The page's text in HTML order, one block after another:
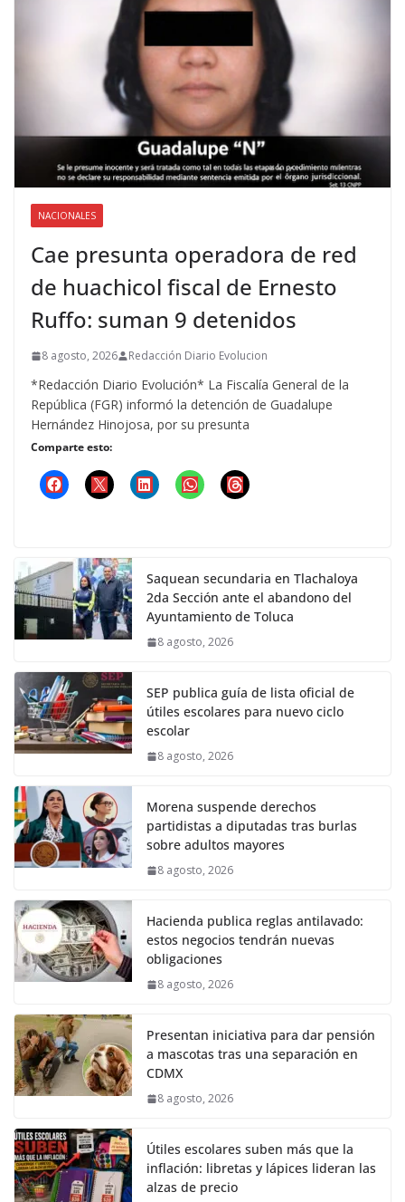
NACIONALES
Cae presunta operadora de red
de huachicol fiscal de Ernesto
Ruffo: suman 9 detenidos
8 agosto, 2026 Redacción Diario Evolucion
*Redacción Diario Evolución* La Fiscalía General de la
República (FGR) informó la detención de Guadalupe
Hernández Hinojosa, por su presunta
Comparte esto:
Saquean secundaria en Tlachaloya
2da Sección ante el abandono del
Ayuntamiento de Toluca
8 agosto, 2026
SEP publica guía de lista oficial de
útiles escolares para nuevo ciclo
escolar
8 agosto, 2026
Morena suspende derechos
partidistas a diputadas tras burlas
sobre adultos mayores
8 agosto, 2026
Hacienda publica reglas antilavado:
estos negocios tendrán nuevas
obligaciones
8 agosto, 2026
Presentan iniciativa para dar pensión
a mascotas tras una separación en
CDMX
8 agosto, 2026
Útiles escolares suben más que la
inflación: libretas y lápices lideran las
alzas de precio